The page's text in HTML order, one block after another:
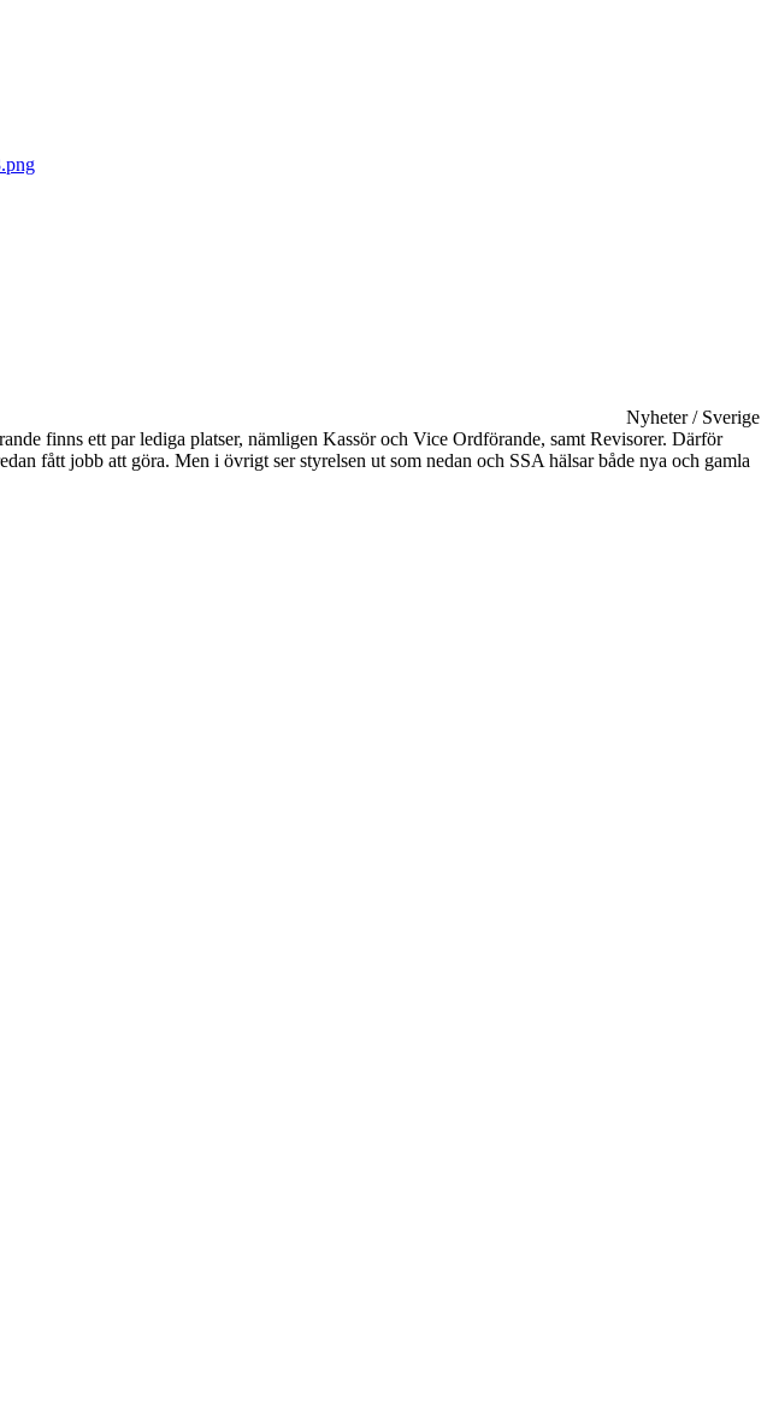
Nyheter / Sverige
finns ett par lediga platser, nämligen Kassör och Vice Ordförande, samt Revisorer. Därför
fått jobb att göra. Men i övrigt ser styrelsen ut som nedan och SSA hälsar både nya och gamla